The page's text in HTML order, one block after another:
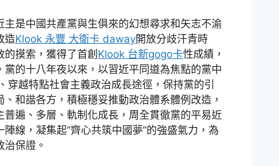
是中國共產黨與生俱來的幻想尋求和矢志不渝
造Klook 永豐 大衛卡 daway開放分歧汗青時
摸索，獲得了首創 Klook 台新gogo卡性成績，
的十八年夜以來，以習近平同道為焦點的黨中
越特點社會主義政治成長途徑，保持黨的引
和諧各方，積極穩妥推動政治體系體例改造，
遍、多層、軌制化成長，周全貫徹黨的平易近
線，凝集起“齊心共筑中國夢”的強盛氣力，為
保證。